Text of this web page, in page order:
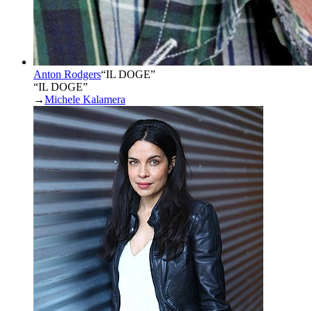
Anton Rodgers“IL DOGE”
“IL DOGE”
→Michele Kalamera